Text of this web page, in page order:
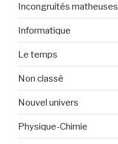
Incongruités matheuses
Informatique
Le temps
Non classé
Nouvel univers
Physique-Chimie